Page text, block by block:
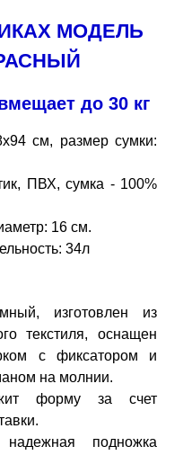
МОДЕЛЬ
до 30 кг
см, размер сумки:
ПВХ, сумка - 100%
16 см.
34л
изготовлен из
текстиля, оснащен
с фиксатором и
на молнии.
форму за счет
подножка